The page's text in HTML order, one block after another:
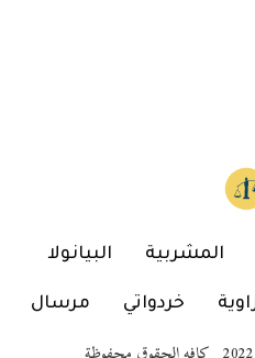
المشربية البيانولا
خردواتي مرسال